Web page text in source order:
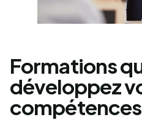
Formations
développez
compétences